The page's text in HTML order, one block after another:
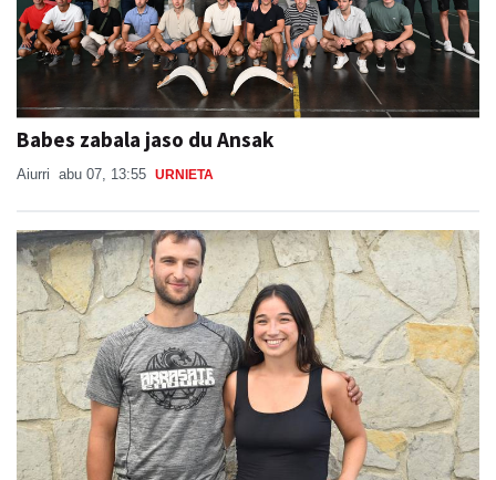
Babes zabala jaso du Ansak
Aiurri abu 07, 13:55 URNIETA